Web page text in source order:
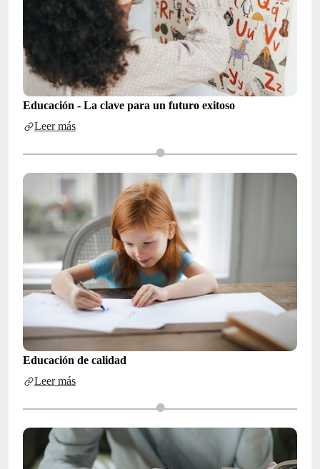
Educación - La clave para un futuro exitoso
Leer más
Educación de calidad
Leer más